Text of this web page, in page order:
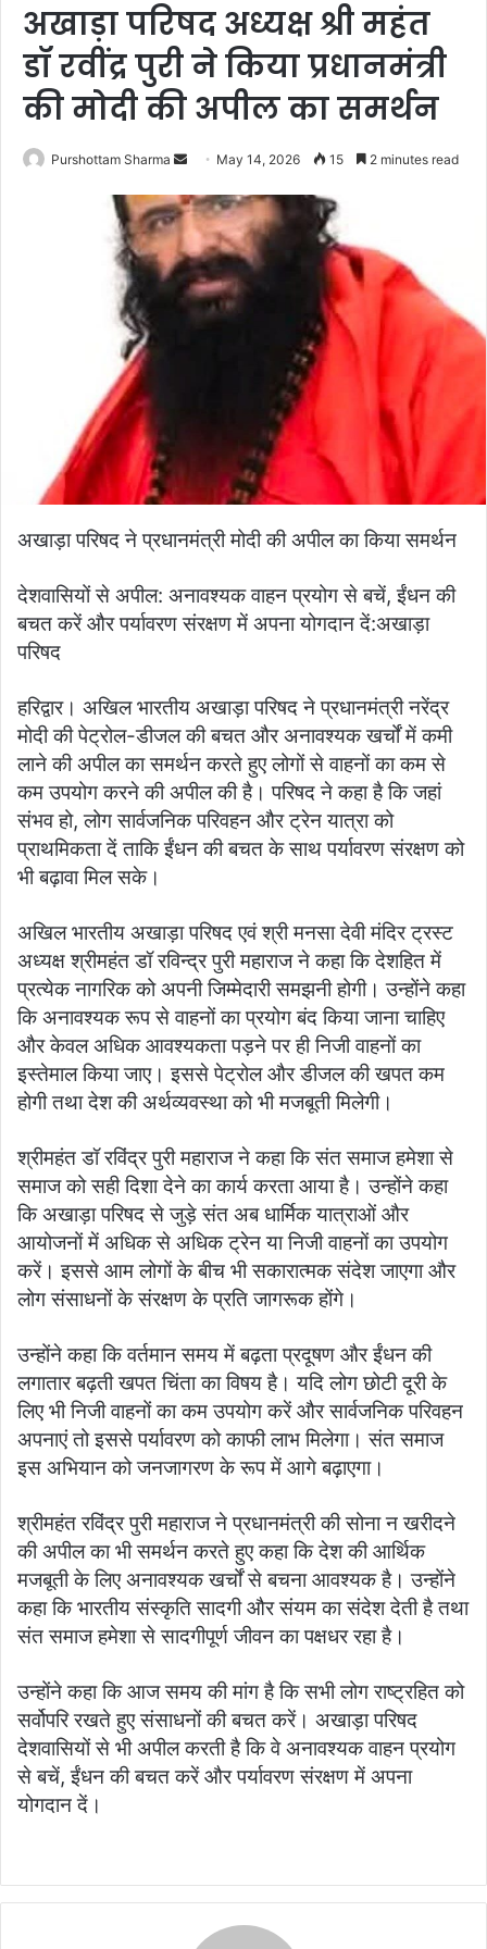
अखाड़ा परिषद अध्यक्ष श्री महंत
डॉ रवींद्र पुरी ने किया प्रधानमंत्री
की मोदी की अपील का समर्थन
Purshottam Sharma
n
a
n
May 14, 2026 15 2 minutes read
अखाड़ा परिषद ने प्रधानमंत्री मोदी की अपील का किया समर्थन
देशवासियों से अपील: अनावश्यक वाहन प्रयोग से बचें, ईंधन की
बचत करें और पर्यावरण संरक्षण में अपना योगदान दें:अखाड़ा
परिषद
हरिद्वार। अखिल भारतीय अखाड़ा परिषद ने प्रधानमंत्री नरेंद्र
मोदी की पेट्रोल-डीजल की बचत और अनावश्यक खर्चों में कमी
लाने की अपील का समर्थन करते हुए लोगों से वाहनों का कम से
कम उपयोग करने की अपील की है। परिषद ने कहा है कि जहां
संभव हो, लोग सार्वजनिक परिवहन और ट्रेन यात्रा को
प्राथमिकता दें ताकि ईंधन की बचत के साथ पर्यावरण संरक्षण को
भी बढ़ावा मिल सके।
अखिल भारतीय अखाड़ा परिषद एवं श्री मनसा देवी मंदिर ट्रस्ट
अध्यक्ष श्रीमहंत डॉ रविन्द्र पुरी महाराज ने कहा कि देशहित में
प्रत्येक नागरिक को अपनी जिम्मेदारी समझनी होगी। उन्होंने कहा
कि अनावश्यक रूप से वाहनों का प्रयोग बंद किया जाना चाहिए
और केवल अधिक आवश्यकता पड़ने पर ही निजी वाहनों का
इस्तेमाल किया जाए। इससे पेट्रोल और डीजल की खपत कम
होगी तथा देश की अर्थव्यवस्था को भी मजबूती मिलेगी।
श्रीमहंत डॉ रविंद्र पुरी महाराज ने कहा कि संत समाज हमेशा से
समाज को सही दिशा देने का कार्य करता आया है। उन्होंने कहा
कि अखाड़ा परिषद से जुड़े संत अब धार्मिक यात्राओं और
आयोजनों में अधिक से अधिक ट्रेन या निजी वाहनों का उपयोग
करें। इससे आम लोगों के बीच भी सकारात्मक संदेश जाएगा और
लोग संसाधनों के संरक्षण के प्रति जागरूक होंगे।
उन्होंने कहा कि वर्तमान समय में बढ़ता प्रदूषण और ईंधन की
लगातार बढ़ती खपत चिंता का विषय है। यदि लोग छोटी दूरी के
लिए भी निजी वाहनों का कम उपयोग करें और सार्वजनिक परिवहन
अपनाएं तो इससे पर्यावरण को काफी लाभ मिलेगा। संत समाज
इस अभियान को जनजागरण के रूप में आगे बढ़ाएगा।
श्रीमहंत रविंद्र पुरी महाराज ने प्रधानमंत्री की सोना न खरीदने
की अपील का भी समर्थन करते हुए कहा कि देश की आर्थिक
मजबूती के लिए अनावश्यक खर्चों से बचना आवश्यक है। उन्होंने
कहा कि भारतीय संस्कृति सादगी और संयम का संदेश देती है तथा
संत समाज हमेशा से सादगीपूर्ण जीवन का पक्षधर रहा है।
उन्होंने कहा कि आज समय की मांग है कि सभी लोग राष्ट्रहित को
सर्वोपरि रखते हुए संसाधनों की बचत करें। अखाड़ा परिषद
देशवासियों से भी अपील करती है कि वे अनावश्यक वाहन प्रयोग
से बचें, ईंधन की बचत करें और पर्यावरण संरक्षण में अपना
योगदान दें।